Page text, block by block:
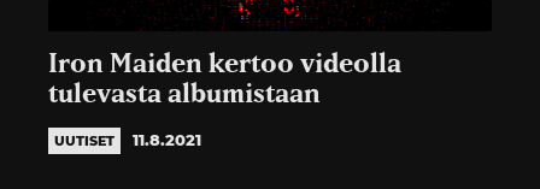
Iron Maiden kertoo videolla
tulevasta albumistaan
UUTISET 11.8.2021